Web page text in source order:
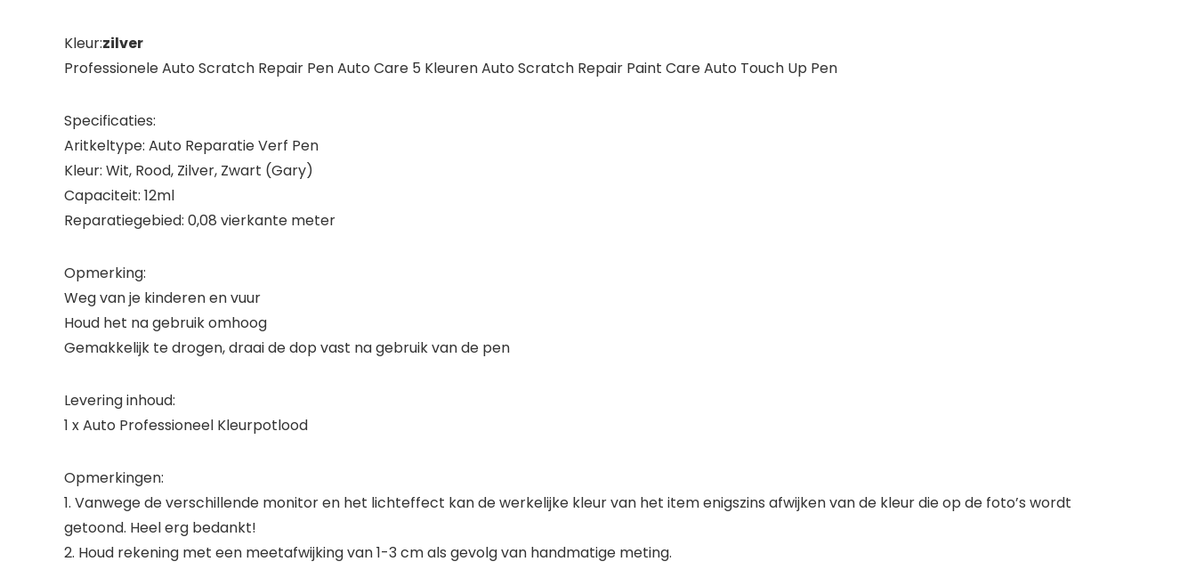
Kleur:zilver
Professionele Auto Scratch Repair Pen Auto Care 5 Kleuren Auto Scratch Repair Paint Care Auto Touch Up Pen
Specificaties:
Aritkeltype: Auto Reparatie Verf Pen
Kleur: Wit, Rood, Zilver, Zwart (Gary)
Capaciteit: 12ml
Reparatiegebied: 0,08 vierkante meter
Opmerking:
Weg van je kinderen en vuur
Houd het na gebruik omhoog
Gemakkelijk te drogen, draai de dop vast na gebruik van de pen
Levering inhoud:
1 x Auto Professioneel Kleurpotlood
Opmerkingen:
1. Vanwege de verschillende monitor en het lichteffect kan de werkelijke kleur van het item enigszins afwijken van de kleur die op de foto’s wordt
getoond. Heel erg bedankt!
2. Houd rekening met een meetafwijking van 1-3 cm als gevolg van handmatige meting.